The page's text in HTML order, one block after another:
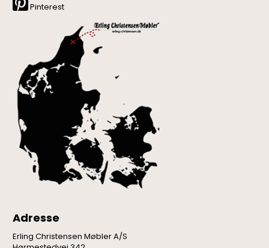
Pinterest
Adresse
Erling Christensen Møbler A/S